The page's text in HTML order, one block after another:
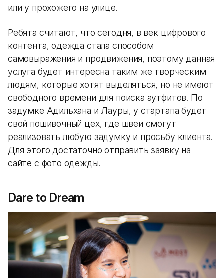
или у прохожего на улице.
Ребята считают, что сегодня, в век цифрового
контента, одежда стала способом
самовыражения и продвижения, поэтому данная
услуга будет интересна таким же творческим
людям, которые хотят выделяться, но не имеют
свободного времени для поиска аутфитов. По
задумке Адильхана и Лауры, у стартапа будет
свой пошивочный цех, где швеи смогут
реализовать любую задумку и просьбу клиента.
Для этого достаточно отправить заявку на
сайте с фото одежды.
Dare to Dream